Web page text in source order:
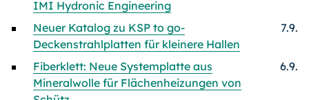
IMI Hydronic Engineering
Neuer Katalog zu KSP to go-
Deckenstrahlplatten für kleinere Hallen
7.9.
Fiberklett: Neue Systemplatte aus
Mineralwolle für Flächenheizungen von
6.9.